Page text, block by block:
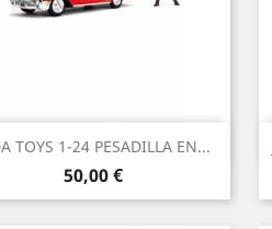
TOYS 1-24 PESADILLA EN...
Precio
50,00 €
 Vista rápida